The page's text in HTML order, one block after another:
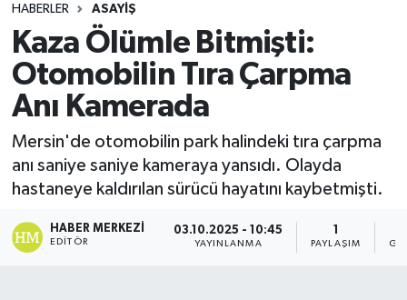
HABERLER ASAYİŞ
Kaza Ölümle Bitmişti:
Otomobilin Tıra Çarpma
Anı Kamerada
Mersin'de otomobilin park halindeki tıra çarpma
anı saniye saniye kameraya yansıdı. Olayda
hastaneye kaldırılan sürücü hayatını kaybetmişti.
HABER MERKEZI
EDITÖR
03.10.2025 - 10:45
YAYINLANMA PAYLAŞIM
Son Dakika Haberleri
Haber Arşivi